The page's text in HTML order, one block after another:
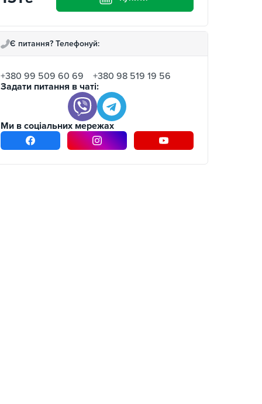
Є питання? Телефонуй:
+380 99 509 60 69
+380 98 519 19 56
Задати питання в чаті:
Ми в соціальних мережах